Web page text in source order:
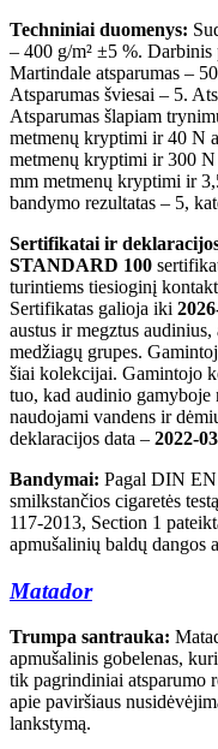
Techniniai duomenys:
– 400 g/m² ±5 %. Darbinis
Martindale atsparumas –
Atsparumas šviesai – 5.
Atsparumas šlapiam
metmenų kryptimi ir 40 N
metmenų kryptimi ir 300
mm metmenų kryptimi ir
bandymo rezultatas – 5,
Sertifikatai ir
STANDARD 100
turintiems tiesioginį
Sertifikatas galioja iki
austus ir megztus
medžiagų grupes.
šiai kolekcijai. Gamintojo
tuo, kad audinio gamyboje
naudojami vandens ir
deklaracijos data – 2022-
Bandymai: Pagal DIN
smilkstančios cigaretės
117-2013, Section 1
apmušalinių baldų dangos
Matador
Trumpa santrauka:
apmušalinis gobelenas,
tik pagrindiniai atsparumo
apie paviršiaus
lankstymą.